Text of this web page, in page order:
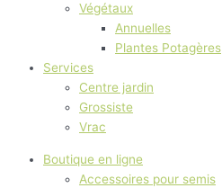
Végétaux
Annuelles
Plantes Potagères
Services
Centre jardin
Grossiste
Vrac
Boutique en ligne
Accessoires pour semis